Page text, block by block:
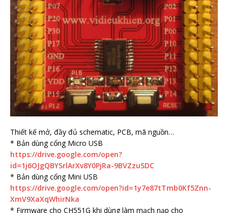
Thiết kế mở, đầy đủ schematic, PCB, mã nguồn…
* Bản dùng cổng Micro USB
https://drive.google.com/open?
id=1j6OJgQBYSrlArXv8Y0PjRa-9BVZzuSDC
* Bản dùng cổng Mini USB
https://drive.google.com/open?id=1y7e87tTmb0Kf5Znn-
XmV9XaXqWhirNka
* Firmware cho CH551G khi dùng làm mạch nạp cho